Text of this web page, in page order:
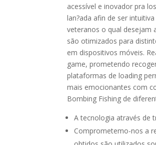
acessível e inovador pra
lan?ada afin de ser
veteranos o qual desejam
são otimizados para
em dispositivos móveis.
game, prometendo
plataformas de loading
mais emocionantes com
Bombing Fishing de
A tecnologia através de
Comprometemo-nos a